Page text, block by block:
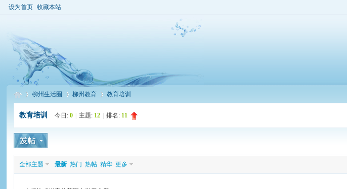
设为首页 收藏本站
柳 »
柳州生活圈 柳州教育 教育培训
教育培训 今日: 0 主题: 12 排名: 11
全部主题 最新 热门 热帖 精华 更多